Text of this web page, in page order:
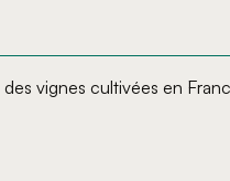
des vignes cultivées en